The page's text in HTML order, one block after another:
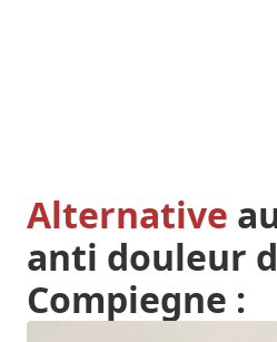
Alternative
anti douleur
Compiegne :